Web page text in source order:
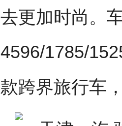
去更加时尚。
4596/1785/
款跨界旅行车